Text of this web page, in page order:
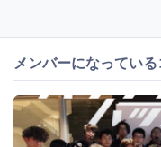
メンバーになってい